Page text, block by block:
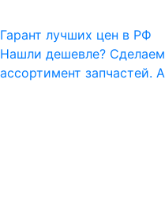
Гарант лучших цен в РФ
Нашли дешевле?
ассортимент запчастей.